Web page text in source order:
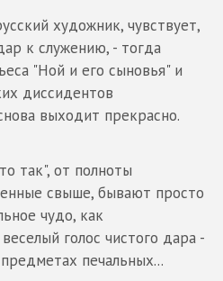
художник, чувствует,
к служению, - тогда
"Ной и его сыновья" и
диссидентов
выходит прекрасно.
так", от полноты
свыше, бывают просто
чудо, как
голос чистого дара -
печальных...